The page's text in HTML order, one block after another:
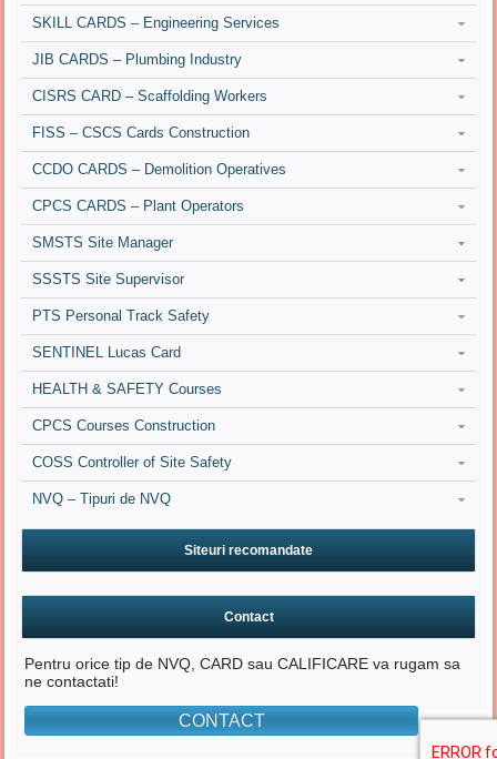
SKILL CARDS – Engineering Services
JIB CARDS – Plumbing Industry
CISRS CARD – Scaffolding Workers
FISS – CSCS Cards Construction
CCDO CARDS – Demolition Operatives
CPCS CARDS – Plant Operators
SMSTS Site Manager
SSSTS Site Supervisor
PTS Personal Track Safety
SENTINEL Lucas Card
HEALTH & SAFETY Courses
CPCS Courses Construction
COSS Controller of Site Safety
NVQ – Tipuri de NVQ
Siteuri recomandate
Contact
Pentru orice tip de NVQ, CARD sau CALIFICARE va rugam sa
ne contactati!
CONTACT